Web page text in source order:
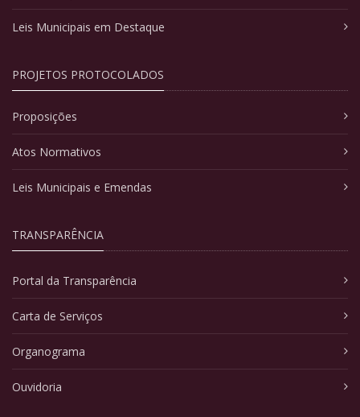
Leis Municipais em Destaque
PROJETOS PROTOCOLADOS
Proposições
Atos Normativos
Leis Municipais e Emendas
TRANSPARÊNCIA
Portal da Transparência
Carta de Serviços
Organograma
Ouvidoria